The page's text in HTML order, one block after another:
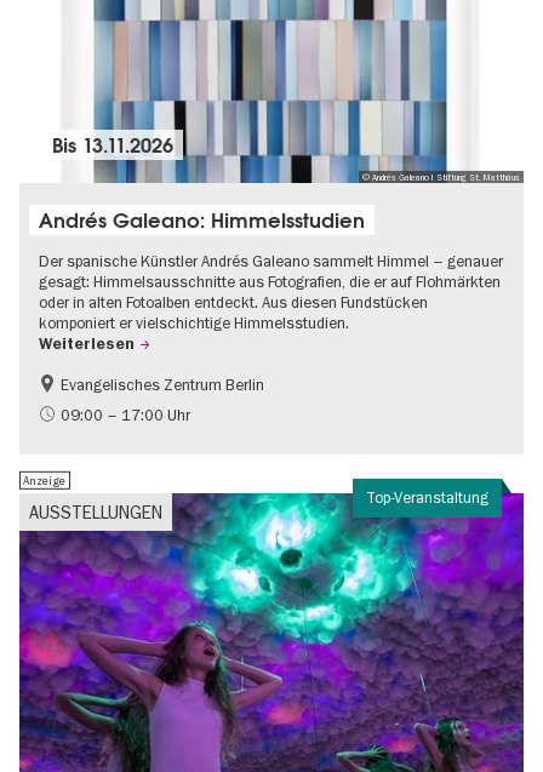
© Andrés Galeano I Stiftung St. Matthäus
Bis 13.11.2026
Andrés Galeano: Himmelsstudien
Der spanische Künstler Andrés Galeano sammelt Himmel – genauer
gesagt: Himmelsausschnitte aus Fotografien, die er auf Flohmärkten
oder in alten Fotoalben entdeckt. Aus diesen Fundstücken
komponiert er vielschichtige Himmelsstudien.
Weiterlesen
Gratis
Evangelisches Zentrum Berlin
09:00 – 17:00 Uhr
Top-Veranstaltung
AUSSTELLUNGEN
Anzeige